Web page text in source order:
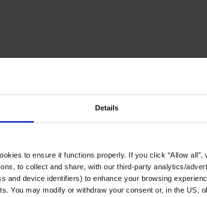
Details
to ensure it functions properly. If you click “Allow
to collect and share, with our third-party analytics/
and device identifiers) to enhance your browsing
You may modify or withdraw your consent or, in the US,